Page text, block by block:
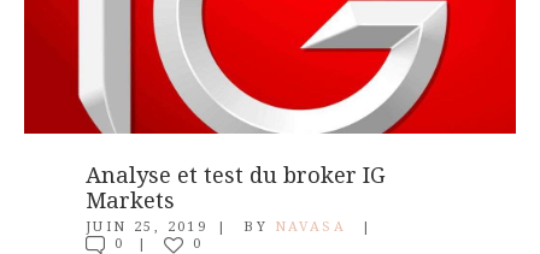
Analyse et test du broker IG
Markets
JUIN 25, 2019 BY
NAVASA
0
0